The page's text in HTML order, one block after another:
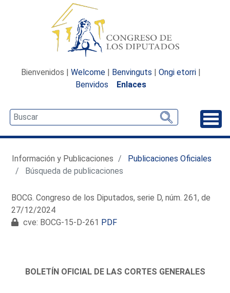
Bienvenidos | Welcome | Benvinguts | Ongi etorri |
Benvidos
Enlaces
Información y Publicaciones
Publicaciones Oficiales
Búsqueda de publicaciones
BOCG. Congreso de los Diputados, serie D, núm. 261, de
27/12/2024
cve: BOCG-15-D-261 PDF
BOLETÍN OFICIAL DE LAS CORTES GENERALES